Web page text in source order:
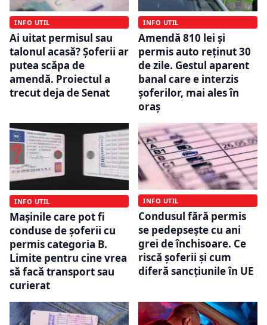
INFO UTIL
Ai uitat permisul sau
talonul acasă? Șoferii ar
putea scăpa de
amendă. Proiectul a
trecut deja de Senat
INFO UTIL
Amendă 810 lei și
permis auto reținut 30
de zile. Gestul aparent
banal care e interzis
șoferilor, mai ales în
oraș
INFO UTIL
Mașinile care pot fi
conduse de șoferii cu
permis categoria B.
Limite pentru cine vrea
să facă transport sau
curierat
INFO UTIL
Condusul fără permis
se pedepsește cu ani
grei de închisoare. Ce
riscă șoferii și cum
diferă sancțiunile în UE